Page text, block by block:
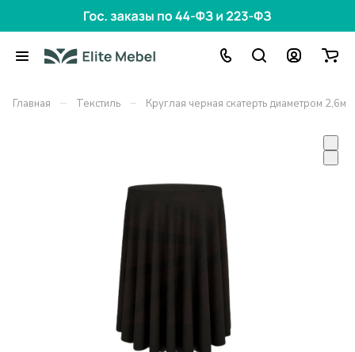
Главная – Текстиль – Круглая черная скатерть диаметром 2,6м